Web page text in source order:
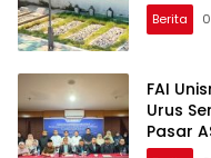
Berita
FAI
Urus
Pasar